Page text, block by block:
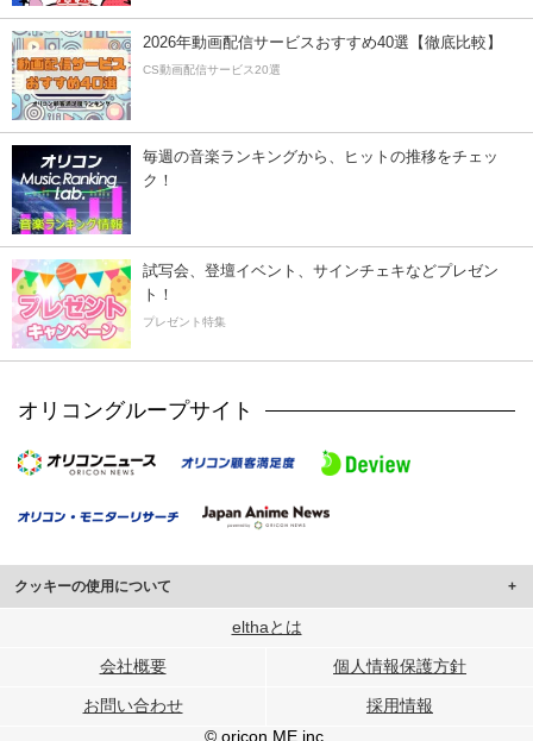
2026年動画配信サービスおすすめ40選【徹底比較】
CS動画配信サービス20選
毎週の音楽ランキングから、ヒットの推移をチェッ
ク！
試写会、登壇イベント、サインチェキなどプレゼン
ト！
プレゼント特集
オリコングループサイト
クッキーの使用について
このサイトでは Cookie を使用して、ユーザーに合わせたコンテンツや広告の
行っています。
メディアや広告配信、データ解析の各パートナーに提供しています。
各パートナーは、この情報とユーザーが各パートナーに提供した他の情報や、
elthaとは
会社概要 個人情報保護方針
お問い合わせ
採用情報
© oricon ME inc.